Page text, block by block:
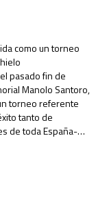
como un torneo
pasado fin de
Manolo Santoro,
torneo referente
tanto de
de toda España-…